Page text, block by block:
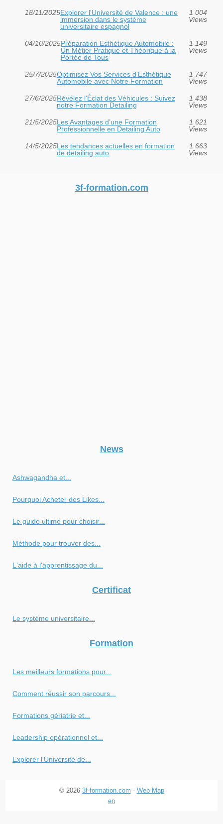
18/11/2025Explorer l'Université de Valence : une
immersion dans le système
universitaire espagnol
1 004
Views
04/10/2025Préparation Esthétique Automobile :
Un Métier Pratique et Théorique à la
Portée de Tous
1 149
Views
25/7/2025Optimisez Vos Services d'Esthétique
Automobile avec Notre Formation
1 747
Views
27/6/2025Révélez l'Éclat des Véhicules : Suivez
notre Formation Detailing
1 438
Views
21/5/2025Les Avantages d’une Formation
Professionnelle en Detailing Auto
1 621
Views
14/5/2025Les tendances actuelles en formation
de detailing auto
1 663
Views
3f-formation.com
News
Ashwagandha et...
Pourquoi Acheter des Likes...
Le guide ultime pour choisir...
Méthode pour trouver des...
L'aide à l'apprentissage du...
Certificat
Le système universitaire...
Formation
Les meilleurs formations pour...
Comment réussir son parcours...
Formations gériatrie et...
Leadership opérationnel et...
Explorer l'Université de...
© 2026 3f-formation.com - Web Map
en